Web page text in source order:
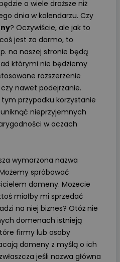
o wiele droższe niż
dnia w kalendarzu. Czy
? Oczywiście, ale jak to
jest za darmo, to
na naszej stronie będą
którymi nie będziemy
rozszerzenie
nawet podejrzanie.
przypadku korzystanie
nieprzyjemnych
w oczach
wymarzona nazwa
spróbować
domeny. Możecie
miałby mi sprzedać
na niej biznes? Otóż nie
domenach istnieją
firmy lub osoby
domeny z myślą o ich
jeśli nazwa główna